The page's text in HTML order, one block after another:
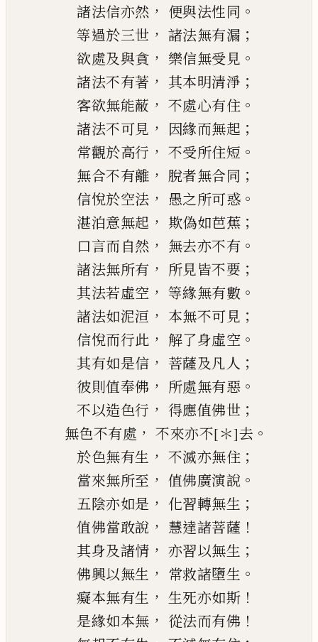
諸法信亦然 ， 便與法性同 。
等過於三世 ， 諸法無有漏 ；
欲處及與貪 ， 樂信無受見 。
諸法不有著 ， 其本明清淨 ；
客欲無能蔽 ， 不處心有住 。
諸法不可見 ， 因緣而無起 ；
常觀於高行 ， 不受所住短 。
無合不有離 ， 脫者無合同 ；
信悅於空法 ， 愚之所可惑 。
湛泊意無起 ， 欺偽如芭蕉 ；
口言而自然 ， 無去亦不有 。
諸法無所有 ， 所見皆不要 ；
其法若虛空 ， 等緣無有數 。
諸法如泥洹 ， 本無不可見 ；
信悅而行此 ， 解了身虛空 。
其有如是信 ， 菩薩及凡人 ；
彼則值奉佛 ， 所處無有惡 。
不以造色行 ， 得應值佛世 ；
無色不有處 ， 不來亦不[＊]去 。
於色無有生 ， 不滅亦無住 ；
當來無所至 ， 值佛廣演說 。
五陰亦如是 ， 化習轉無生 ；
值佛當敢說 ， 慧達諸菩薩 ！
其身及諸情 ， 亦習以無生 ；
佛興以無生 ， 常救諸墮生 。
癡本無有生 ， 生死亦如斯 ！
是緣如本無 ， 從法而有佛 ！